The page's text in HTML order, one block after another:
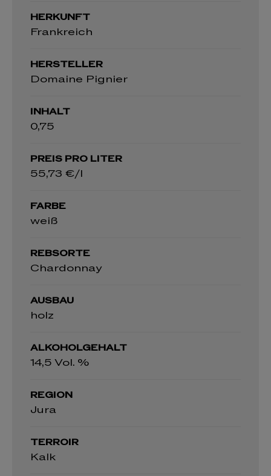
HERKUNFT
Frankreich
HERSTELLER
Domaine Pignier
INHALT
0,75
PREIS PRO LITER
55,73 €/l
FARBE
weiß
REBSORTE
Chardonnay
AUSBAU
holz
ALKOHOLGEHALT
14,5 Vol. %
REGION
Jura
TERROIR
Kalk